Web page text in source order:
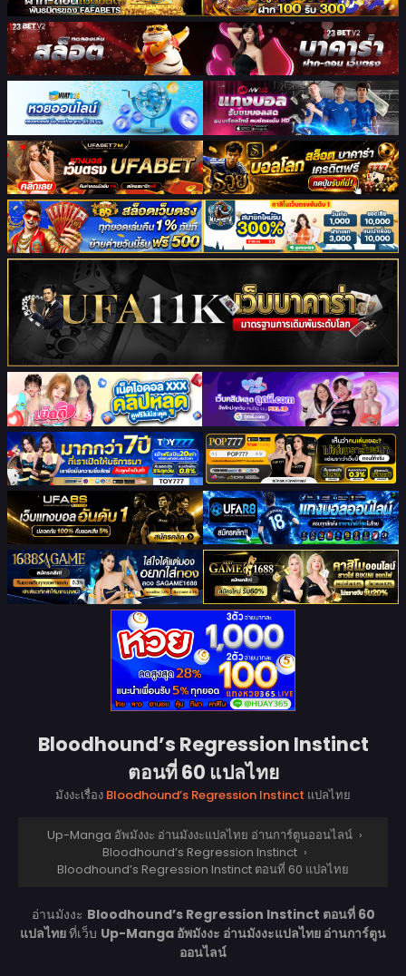
Bloodhound’s Regression Instinct
ตอนที่ 60 แปลไทย
มังงะเรื่อง Bloodhound’s Regression Instinct แปลไทย
Up-Manga อัพมังงะ อ่านมังงะแปลไทย อ่านการ์ตูนออนไลน์ ›
Bloodhound’s Regression Instinct ›
Bloodhound’s Regression Instinct ตอนที่ 60 แปลไทย
อ่านมังงะ Bloodhound’s Regression Instinct ตอนที่ 60
แปลไทยที่เว็บ Up-Manga อัพมังงะ อ่านมังงะแปลไทย อ่านการ์ตูน
ออนไลน์